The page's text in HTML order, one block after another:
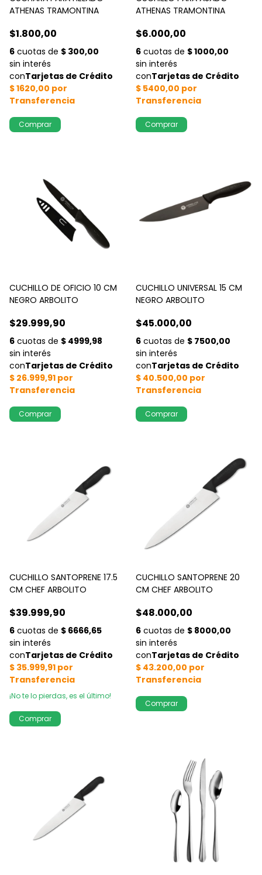
ATHENAS TRAMONTINA
$1.800,00
ATHENAS TRAMONTINA
$6.000,00
CUCHILLO DE OFICIO 10 CM
NEGRO ARBOLITO
$29.999,90
CUCHILLO UNIVERSAL 15 CM
NEGRO ARBOLITO
$45.000,00
CUCHILLO SANTOPRENE 17.5
CM CHEF ARBOLITO
$39.999,90
¡No te lo pierdas, es el último!
CUCHILLO SANTOPRENE 20
CM CHEF ARBOLITO
$48.000,00